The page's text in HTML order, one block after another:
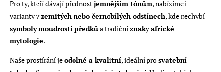
Pro ty, kteří dávají přednostjemnějším tónům, nabízíme i
varianty vzemitých nebo černobílých odstínech, kde nechybí
symboly moudrosti předkůa tradičníznaky africké
mytologie.
Naše prostírání jeodolné a kvalitní, ideální prosvatební